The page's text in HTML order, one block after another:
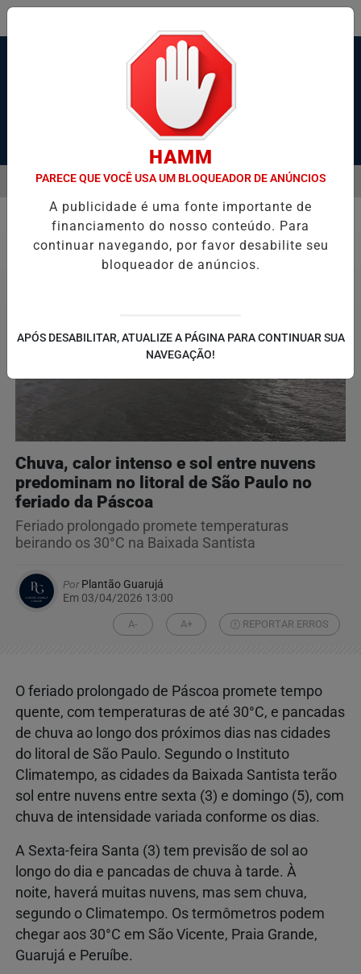
Pesquisar Notícia
VAGAS DE ESTÁGIO DO PROGRAMA BOLSA ESTÁGIO ENSINO
EM ALTA
MENU
Tempo
Chuva, calor intenso e sol entre nuvens
predominam no litoral de São Paulo no
feriado da Páscoa
Feriado prolongado promete temperaturas
beirando os 30°C na Baixada Santista
PorPlantão Guarujá
Em 03/04/2026 13:00
A- A+ REPORTAR ERROS
O feriado prolongado de Páscoa promete tempo
quente, com temperaturas de até 30°C, e pancadas
de chuva ao longo dos próximos dias nas cidades
do litoral de São Paulo. Segundo o Instituto
Climatempo, as cidades da Baixada Santista terão
sol entre nuvens entre sexta (3) e domingo (5), com
chuva de intensidade variada conforme os dias.
A Sexta-feira Santa (3) tem previsão de sol ao
longo do dia e pancadas de chuva à tarde. À
noite, haverá muitas nuvens, mas sem chuva,
segundo o Climatempo. Os termômetros podem
chegar aos 30°C em São Vicente, Praia Grande,
Guarujá e Peruíbe.
HAMM
PARECE QUE VOCÊ USA UM BLOQUEADOR DE ANÚNCIOS
A publicidade é uma fonte importante de
financiamento do nosso conteúdo. Para
continuar navegando, por favor desabilite seu
bloqueador de anúncios.
APÓS DESABILITAR, ATUALIZE A PÁGINA PARA CONTINUAR SUA
NAVEGAÇÃO!